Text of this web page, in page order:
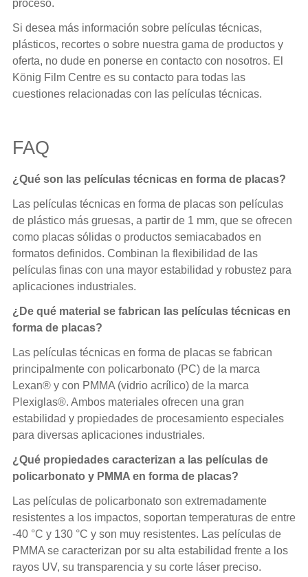
proceso.
Si desea más información sobre películas técnicas,
plásticos, recortes o sobre nuestra gama de productos y
oferta, no dude en ponerse en contacto con nosotros. El
König Film Centre es su contacto para todas las
cuestiones relacionadas con las películas técnicas.
FAQ
¿Qué son las películas técnicas en forma de placas?
Las películas técnicas en forma de placas son películas
de plástico más gruesas, a partir de 1 mm, que se ofrecen
como placas sólidas o productos semiacabados en
formatos definidos. Combinan la flexibilidad de las
películas finas con una mayor estabilidad y robustez para
aplicaciones industriales.
¿De qué material se fabrican las películas técnicas en
forma de placas?
Las películas técnicas en forma de placas se fabrican
principalmente con policarbonato (PC) de la marca
Lexan® y con PMMA (vidrio acrílico) de la marca
Plexiglas®. Ambos materiales ofrecen una gran
estabilidad y propiedades de procesamiento especiales
para diversas aplicaciones industriales.
¿Qué propiedades caracterizan a las películas de
policarbonato y PMMA en forma de placas?
Las películas de policarbonato son extremadamente
resistentes a los impactos, soportan temperaturas de entre
-40 °C y 130 °C y son muy resistentes. Las películas de
PMMA se caracterizan por su alta estabilidad frente a los
rayos UV, su transparencia y su corte láser preciso.